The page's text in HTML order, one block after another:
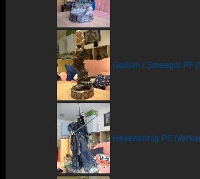
Gollum / Smeagol PF
Hexenkönig PF